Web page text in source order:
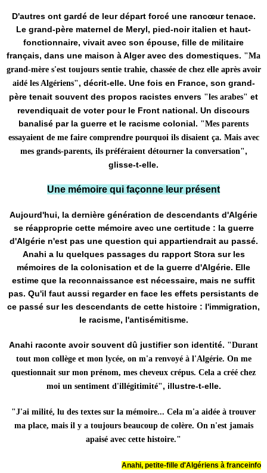
D'autres ont gardé de leur départ forcé une rancœur tenace.
Le grand-père maternel de Meryl, pied-noir italien et haut-
fonctionnaire, vivait avec son épouse, fille de militaire
français, dans une maison à Alger avec des domestiques. "Ma
grand-mère s'est toujours sentie trahie, chassée de chez elle après avoir
aidé les Algériens", décrit-elle. Une fois en France, son grand-
père tenait souvent des propos racistes envers "les arabes" et
revendiquait de voter pour le Front national. Un discours
banalisé par la guerre et le racisme colonial. "Mes parents
essayaient de me faire comprendre pourquoi ils disaient ça. Mais avec
mes grands-parents, ils préféraient détourner la conversation",
glisse-t-elle.
Une mémoire qui façonne leur présent
Aujourd'hui, la dernière génération de descendants d'Algérie
se réapproprie cette mémoire avec une certitude : la guerre
d'Algérie n'est pas une question qui appartiendrait au passé.
Anahi a lu quelques passages du rapport Stora sur les
mémoires de la colonisation et de la guerre d'Algérie. Elle
estime que la reconnaissance est nécessaire, mais ne suffit
pas. Qu'il faut aussi regarder en face les effets persistants de
ce passé sur les descendants de cette histoire : l'immigration,
le racisme, l'antisémitisme.
Anahi raconte avoir souvent dû justifier son identité. "Durant
tout mon collège et mon lycée, on m'a renvoyé à l'Algérie. On me
questionnait sur mon prénom, mes cheveux crépus. Cela a créé chez
moi un sentiment d'illégitimité", illustre-t-elle.
"J'ai milité, lu des textes sur la mémoire... Cela m'a aidée à trouver
ma place, mais il y a toujours beaucoup de colère. On n'est jamais
apaisé avec cette histoire."
Anahi, petite-fille d'Algériens à franceinfo